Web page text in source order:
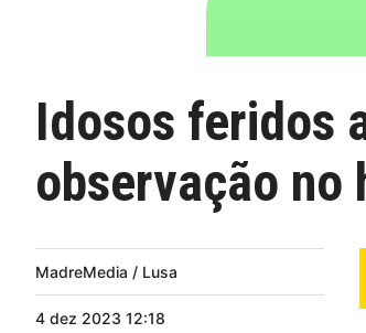
Idosos feridos
observação no
MadreMedia / Lusa
4 dez 2023 12:18